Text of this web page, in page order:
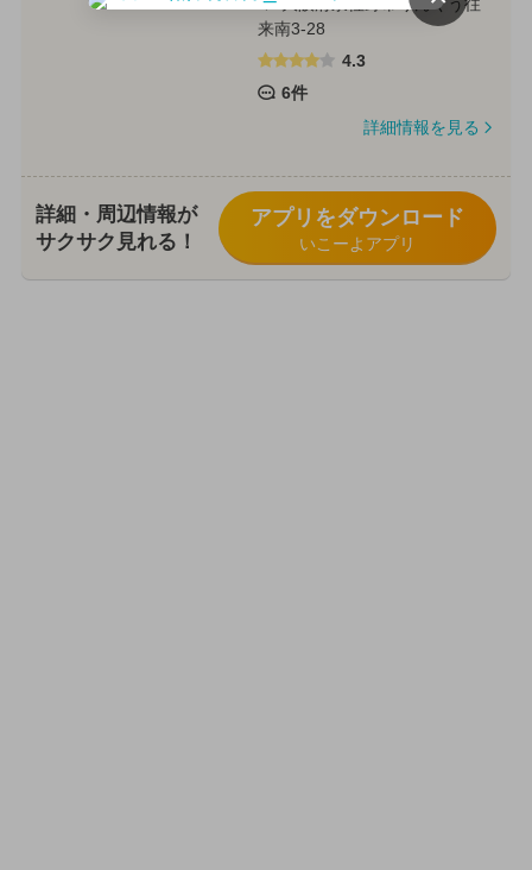
来南3-28
4.3
6件
詳細情報を見る
詳細・周辺情報が
サクサク見れる！
アプリをダウンロード
いこーよアプリ